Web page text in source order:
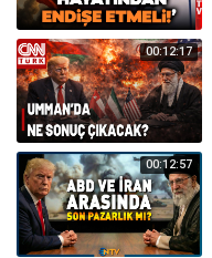
00:12:17
00:12:57